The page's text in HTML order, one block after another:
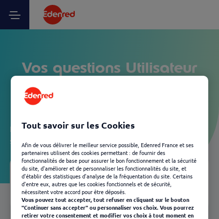
Vos questions Utilisateur
Ticket Restaurant - Solde /
Laissez-vous guider et découvrez, en quelques clics, les
solutions Edenred les plus adaptées à votre besoin.
03 Votre FAQ
Retour
Tout savoir sur les Cookies
Afin de vous délivrer le meilleur service possible, Edenred France et ses
partenaires utilisent des cookies permettant : de fournir des
fonctionnalités de base pour assurer le bon fonctionnement et la sécurité
du site, d'améliorer et de personnaliser les fonctionnalités du site, et
d'établir des statistiques d'analyse de la fréquentation du site. Certains
d'entre eux, autres que les cookies fonctionnels et de sécurité,
nécessitent votre accord pour être déposés.
Vous pouvez tout accepter, tout refuser en cliquant sur le bouton
"Continuer sans accepter" ou personnaliser vos choix. Vous pourrez
retirer votre consentement et modifier vos choix à tout moment en